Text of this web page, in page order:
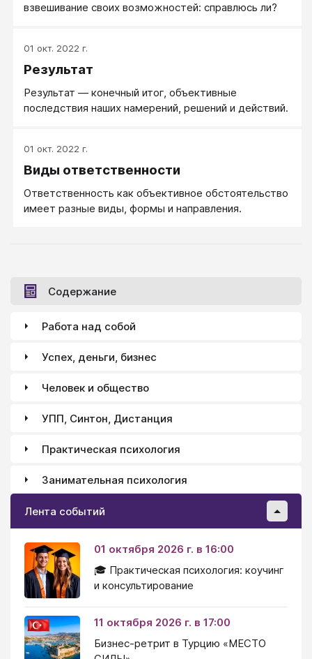
взвешивание своих возможностей: справлюсь ли?
01 окт. 2022 г.
Результат
Результат — конечный итог, объективные
последствия наших намерений, решений и действий.
01 окт. 2022 г.
Виды ответственности
Ответственность как объективное обстоятельство
имеет разные виды, формы и направления.
Содержание
Работа над собой
Успех, деньги, бизнес
Человек и общество
УПП, Синтон, Дистанция
Практическая психология
Занимательная психология
Лента событий
01 октября 2026 г. в 16:00
🎓 Практическая психология: коучинг
и консультирование
11 октября 2026 г. в 17:00
Бизнес-ретрит в Турцию «МЕСТО